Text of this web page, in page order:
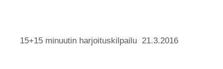
15+15 minuutin harjoituskilpailu 21.3.2016